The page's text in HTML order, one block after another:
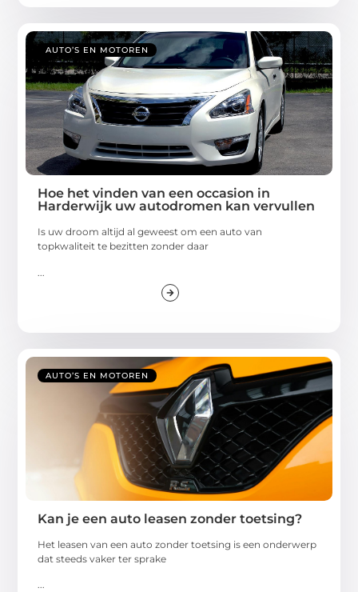
AUTO’S EN MOTOREN
Hoe het vinden van een occasion in
Harderwijk uw autodromen kan vervullen
Is uw droom altijd al geweest om een auto van
topkwaliteit te bezitten zonder daar
AUTO’S EN MOTOREN
Kan je een auto leasen zonder toetsing?
Het leasen van een auto zonder toetsing is een onderwerp
dat steeds vaker ter sprake
...